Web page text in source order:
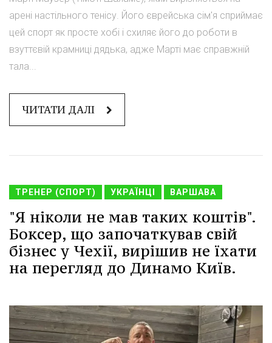
арені настільного тенісу. Його єврейська сім'я сприймає
цей спорт як просте хобі і схиляє його до роботи в
взуттєвій крамниці дядька, адже Марті має справжній
тала...
ЧИТАТИ ДАЛІ
ТРЕНЕР (СПОРТ) УКРАЇНЦІ ВАРШАВА
"Я ніколи не мав таких коштів".
Боксер, що започаткував свій
бізнес у Чехії, вирішив не їхати
на перегляд до Динамо Київ.